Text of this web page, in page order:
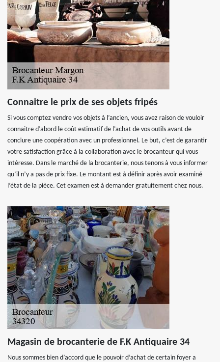
Connaitre le prix de ses objets fripés
Si vous comptez vendre vos objets à l’ancien, vous avez raison de vouloir
connaitre d’abord le coût estimatif de l’achat de vos outils avant de
conclure une coopération avec un professionnel. Le but, c’est de garantir
votre satisfaction grâce à la collaboration avec le brocanteur qui vous
intéresse. Dans le marché de la brocanterie, nous tenons à vous informer
qu’il n’y a pas de prix fixe. Le montant est à définir après avoir examiné
l’état de la pièce. Cet examen est à demander gratuitement chez nous.
Magasin de brocanterie de F.K Antiquaire 34
Nous sommes bien d’accord que le pouvoir d’achat de certain foyer a